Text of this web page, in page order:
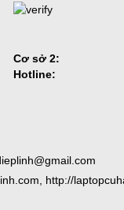
Cơ sở 2:
Hotline:
http://